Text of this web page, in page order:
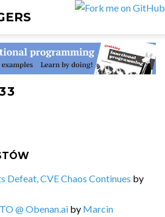
Defeat, CVE Chaos Continues by
@ Obenan.ai by Marcin